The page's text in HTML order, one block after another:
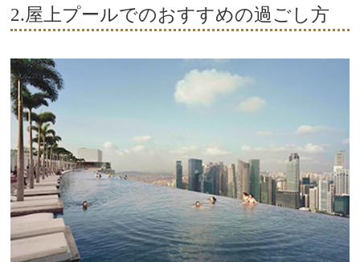
2.屋上プールでのおすすめの過ごし方